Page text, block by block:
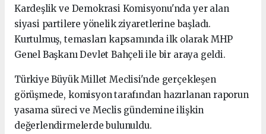
Kardeşlik ve Demokrasi Komisyonu'nda yer alan
siyasi partilere yönelik ziyaretlerine başladı.
Kurtulmuş, temasları kapsamında ilk olarak MHP
Genel Başkanı Devlet Bahçeli ile bir araya geldi.
Türkiye Büyük Millet Meclisi'nde gerçekleşen
görüşmede, komisyon tarafından hazırlanan raporun
yasama süreci ve Meclis gündemine ilişkin
değerlendirmelerde bulunuldu.